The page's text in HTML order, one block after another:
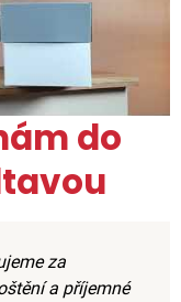
do
za
a příjemné